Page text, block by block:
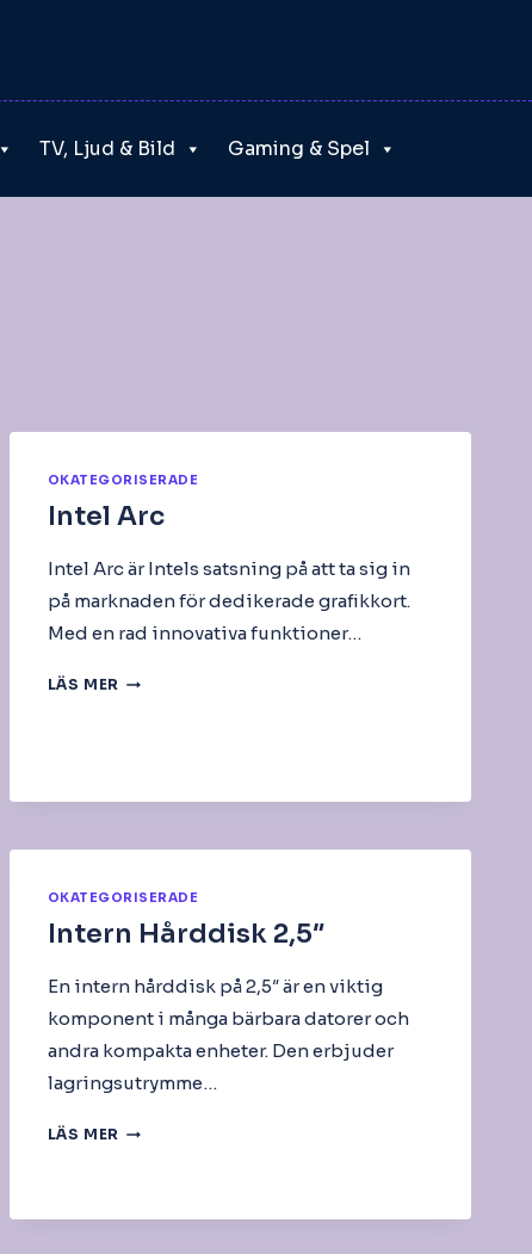
TV, Ljud & Bild Gaming & Spel
OKATEGORISERADE
Intel Arc
Intel Arc är Intels satsning på att ta sig in
på marknaden för dedikerade grafikkort.
Med en rad innovativa funktioner…
LÄS MER INTEL
OKATEGORISERADE
Intern Hårddisk 2,5″
En intern hårddisk på 2,5″ är en viktig
komponent i många bärbara datorer och
andra kompakta enheter. Den erbjuder
lagringsutrymme…
LÄS MER INTERN